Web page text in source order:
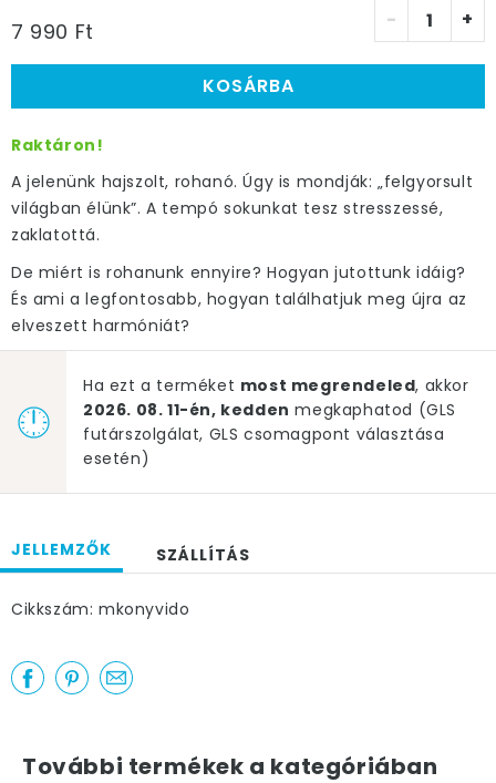
7 990 Ft - +
KOSÁRBA
Raktáron!
A jelenünk hajszolt, rohanó. Úgy is mondják: „felgyorsult
világban élünk”. A tempó sokunkat tesz stresszessé,
zaklatottá.
De miért is rohanunk ennyire? Hogyan jutottunk idáig?
És ami a legfontosabb, hogyan találhatjuk meg újra az
elveszett harmóniát?
Ha ezt a terméket most megrendeled, akkor
2026. 08. 11-én, kedden megkaphatod (GLS
futárszolgálat, GLS csomagpont választása
esetén)
JELLEMZŐK SZÁLLÍTÁS
Cikkszám: mkonyvido
További termékek a kategóriában